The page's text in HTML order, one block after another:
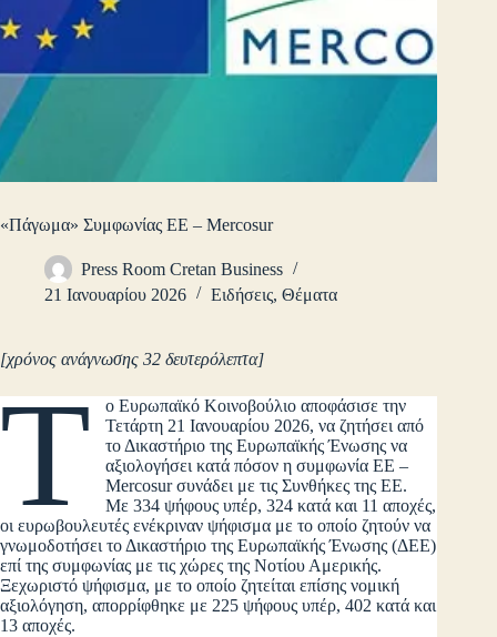
«Πάγωμα» Συμφωνίας ΕΕ – Mercosur
Press Room Cretan Business
21 Ιανουαρίου 2026
Ειδήσεις, Θέματα
[χρόνος ανάγνωσης 32 δευτερόλεπτα]
Τ
ο Ευρωπαϊκό Κοινοβούλιο αποφάσισε την
Τετάρτη 21 Ιανουαρίου 2026, να ζητήσει από
το Δικαστήριο της Ευρωπαϊκής Ένωσης να
αξιολογήσει κατά πόσον η συμφωνία ΕΕ –
Mercosur συνάδει με τις Συνθήκες της ΕΕ.
Με 334 ψήφους υπέρ, 324 κατά και 11 αποχές,
οι ευρωβουλευτές ενέκριναν ψήφισμα με το οποίο ζητούν να
γνωμοδοτήσει το Δικαστήριο της Ευρωπαϊκής Ένωσης (ΔΕΕ)
επί της συμφωνίας με τις χώρες της Νοτίου Αμερικής.
Ξεχωριστό ψήφισμα, με το οποίο ζητείται επίσης νομική
αξιολόγηση, απορρίφθηκε με 225 ψήφους υπέρ, 402 κατά και
13 αποχές.